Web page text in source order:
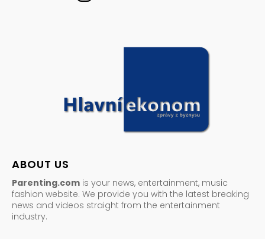
ABOUT US
Parenting.com is your news, entertainment, music
fashion website. We provide you with the latest breaking
news and videos straight from the entertainment
industry.